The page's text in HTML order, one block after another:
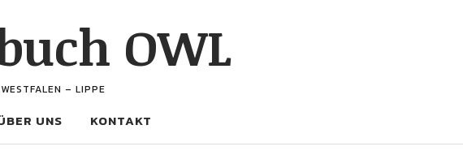
OWL
– LIPPE
UNS KONTAKT